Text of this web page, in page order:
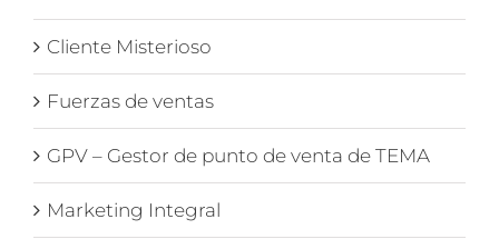
Cliente Misterioso
Fuerzas de ventas
GPV – Gestor de punto de venta de TEMA
Marketing Integral